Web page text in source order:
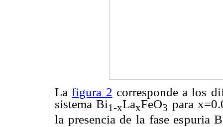
Lafigura 2 corresponde a los
sistema Bi1-xLaxFeO3 para
la presencia de la fase espuria